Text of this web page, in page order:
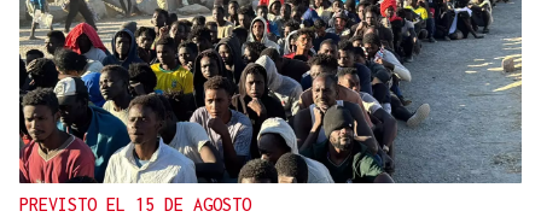
PREVISTO EL 15 DE AGOSTO